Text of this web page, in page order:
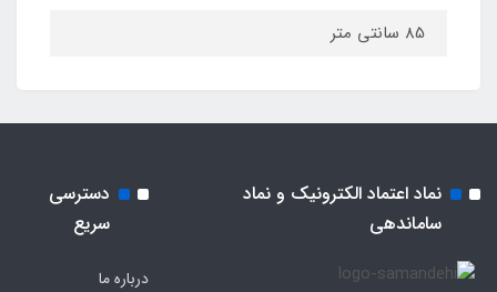
85 سانتی متر
نماد اعتماد الکترونیک و نماد
ساماندهی
دسترسی
سریع
درباره ما